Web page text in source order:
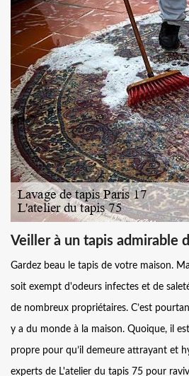
Veiller à un tapis admirable
Gardez beau le tapis de votre maison.
soit exempt d'odeurs infectes et de
de nombreux propriétaires. C’est
y a du monde à la maison. Quoique, il
propre pour qu’il demeure attrayant et
experts de L'atelier du tapis 75 pour